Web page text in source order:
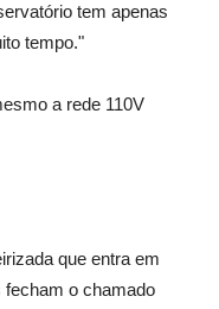
tem apenas
tempo."
a rede 110V
que entra em
fecham o chamado